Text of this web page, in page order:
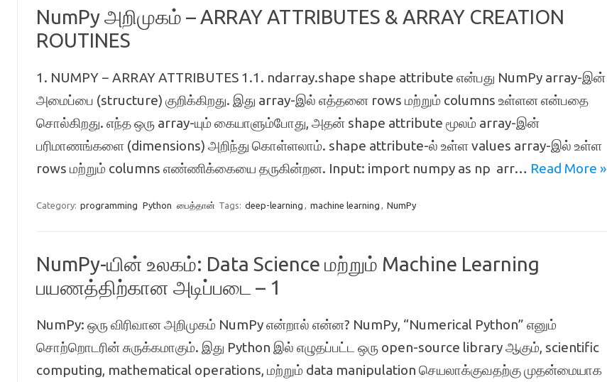
NumPy அறிமுகம் – ARRAY ATTRIBUTES & ARRAY CREATION
ROUTINES
1. NUMPY − ARRAY ATTRIBUTES 1.1. ndarray.shape shape attribute என்பது NumPy array-இன்
அமைப்பை (structure) குறிக்கிறது. இது array-இல் எத்தனை rows மற்றும் columns உள்ளன என்பதை
சொல்கிறது. எந்த ஒரு array-யும் கையாளும்போது, அதன் shape attribute மூலம் array-இன்
பரிமாணங்களை (dimensions) அறிந்து கொள்ளலாம். shape attribute-ல் உள்ள values array-இல் உள்ள
rows மற்றும் columns எண்ணிக்கையை தருகின்றன. Input: import numpy as np ​ arr… Read More »
Category: programming Python பைத்தான் Tags: deep-learning , machine learning , NumPy
NumPy-யின் உலகம்: Data Science மற்றும் Machine Learning
பயணத்திற்கான அடிப்படை – 1
NumPy: ஒரு விரிவான அறிமுகம் NumPy என்றால் என்ன? NumPy, “Numerical Python” எனும்
சொற்றொடரின் சுருக்கமாகும். இது Python இல் எழுதப்பட்ட ஒரு open-source library ஆகும், scientific
computing, mathematical operations, மற்றும் data manipulation செயலாக்குவதற்கு முதன்மையாக